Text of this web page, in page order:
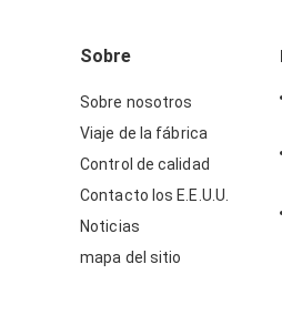
Sobre
Sobre nosotros
Viaje de la fábrica
Control de calidad
Contacto los E.E.U.U.
Noticias
mapa del sitio